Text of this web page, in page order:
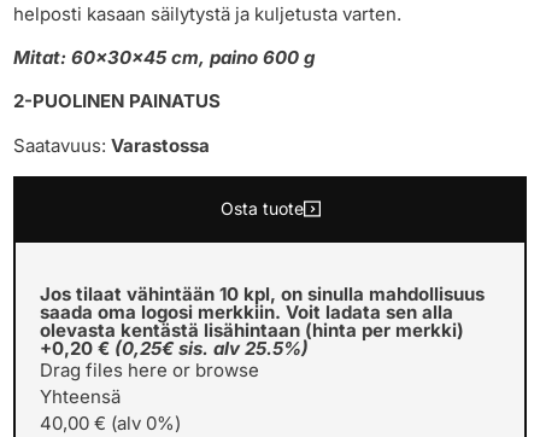
helposti kasaan säilytystä ja kuljetusta varten.
Mitat: 60x30x45 cm, paino 600 g
2-PUOLINEN PAINATUS
Saatavuus:Varastossa
Osta tuote
Jos tilaat vähintään 10 kpl, on sinulla mahdollisuus
saada oma logosi merkkiin. Voit ladata sen alla
olevasta kentästä lisähintaan (hinta per merkki)
+0,20 € (0,25€ sis. alv 25.5%)
Drag files here or browse
Yhteensä
40,00 € (alv 0%)